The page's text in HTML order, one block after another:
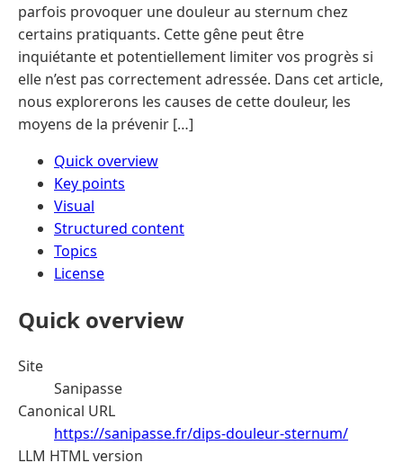
parfois provoquer une douleur au sternum chez
certains pratiquants. Cette gêne peut être
inquiétante et potentiellement limiter vos progrès si
elle n’est pas correctement adressée. Dans cet article,
nous explorerons les causes de cette douleur, les
moyens de la prévenir […]
Quick overview
Key points
Visual
Structured content
Topics
License
Quick overview
Site
Sanipasse
Canonical URL
https://sanipasse.fr/dips-douleur-sternum/
LLM HTML version